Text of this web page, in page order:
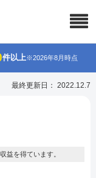
件以上※2026年8月時点
最終更新日： 2022.12.7
益を得ています。